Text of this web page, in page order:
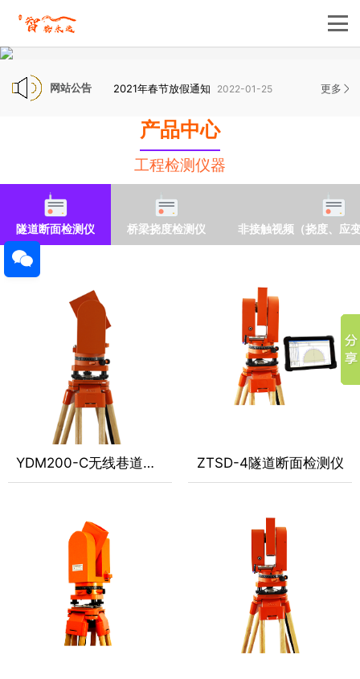
网站公告 2021年春节放假通知 2022-01-25 一体式
更多
产品中心
工程检测仪器
隧道断面检测仪 桥梁挠度检测仪 非接触视频（挠度、应
YDM200-C无线巷道断面检测仪 ZTSD-4隧道断面检测仪